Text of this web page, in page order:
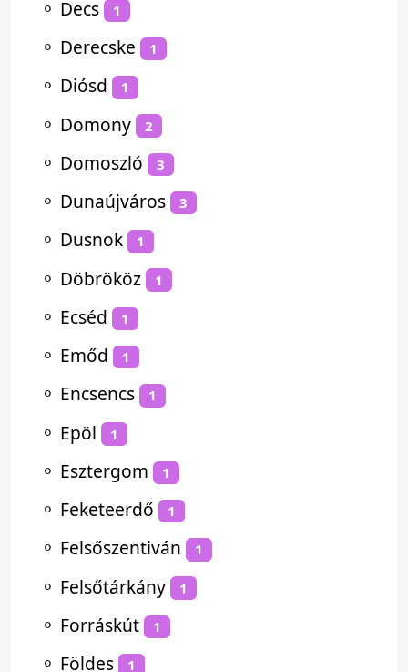
⚬ Decs 1
⚬ Derecske 1
⚬ Diósd 1
⚬ Domony 2
⚬ Domoszló 3
⚬ Dunaújváros 3
⚬ Dusnok 1
⚬ Döbrököz 1
⚬ Ecséd 1
⚬ Emőd 1
⚬ Encsencs 1
⚬ Epöl 1
⚬ Esztergom 1
⚬ Feketeerdő 1
⚬ Felsőszentiván 1
⚬ Felsőtárkány 1
⚬ Forráskút 1
⚬ Földes 1